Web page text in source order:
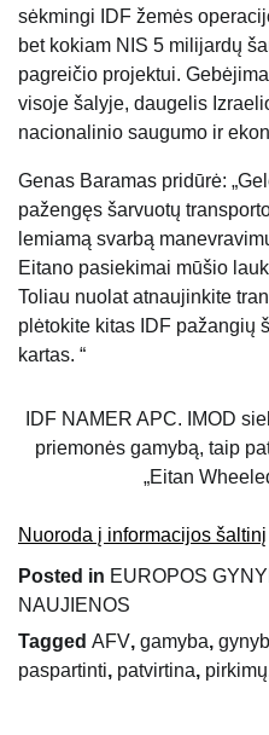
sėkmingi IDF žemės
bet kokiam NIS 5 milijardų
pagreičio projektui.
visoje šalyje, daugelis
nacionalinio saugumo ir
Genas Baramas pridūrė:
pažengęs šarvuotų
lemiamą svarbą
Eitano pasiekimai mūšio
Toliau nuolat atnaujinkite
plėtokite kitas IDF pažangių
kartas. “
IDF NAMER APC. IMOD
priemonės gamybą, taip
„Eitan
Nuoroda į informacijos šaltinį
Posted in EUROPOS
NAUJIENOS
Tagged AFV, gamyba,
paspartinti, patvirtina, pirkimų